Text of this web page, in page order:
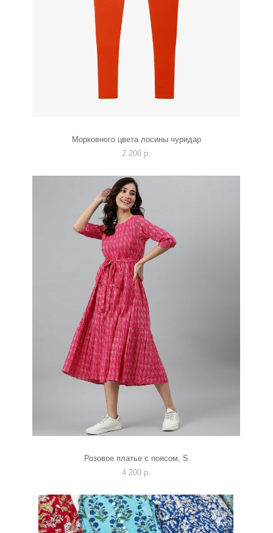
Морковного цвета лосины чуридар
2 200 p.
Розовое платье с поясом, S
4 200 p.